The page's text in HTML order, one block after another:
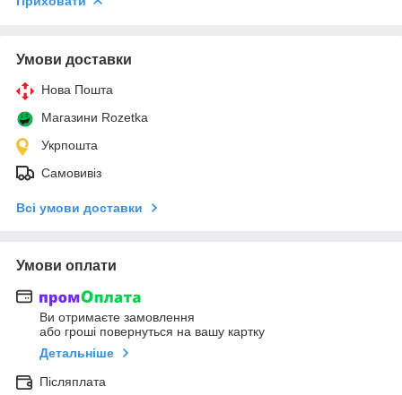
Умови доставки
Нова Пошта
Магазини Rozetka
Укрпошта
Самовивіз
Всі умови доставки
Умови оплати
Ви отримаєте замовлення
або гроші повернуться на вашу картку
Детальніше
Післяплата